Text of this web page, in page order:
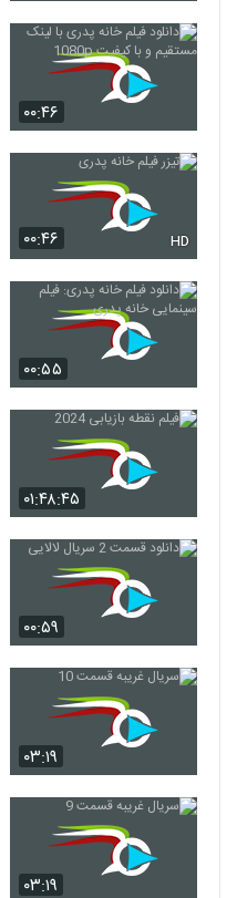
۰۰:۴۶
۰۰:۴۶ HD
۰۰:۵۵
۰۱:۴۸:۴۵
۰۰:۵۹
۰۳:۱۹
۰۳:۱۹